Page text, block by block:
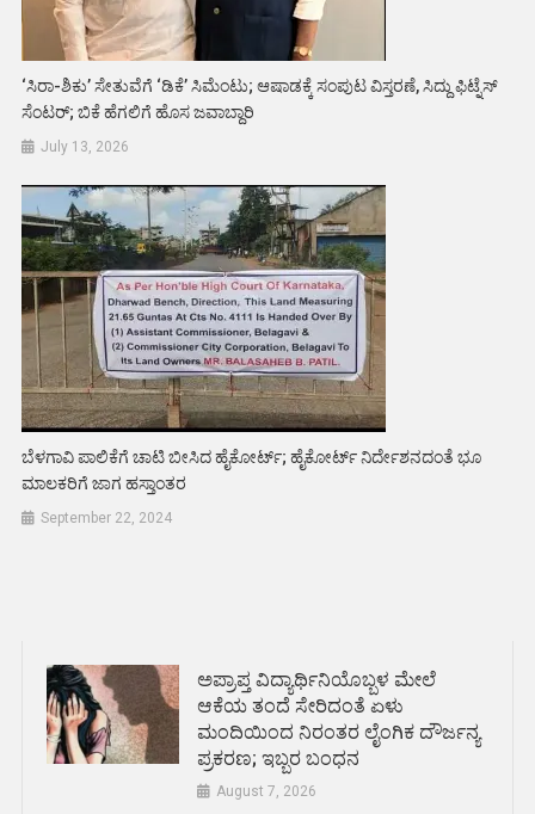
‘ಸಿರಾ-ಶಿಕು’ ಸೇತುವೆಗೆ ‘ಡಿಕೆ’ ಸಿಮೆಂಟು; ಆಷಾಡಕ್ಕೆ ಸಂಪುಟ ವಿಸ್ತರಣೆ, ಸಿದ್ದು ಫಿಟ್ನೆಸ್
ಸೆಂಟರ್; ಬಿಕೆ ಹೆಗಲಿಗೆ ಹೊಸ ಜವಾಬ್ದಾರಿ
July 13, 2026
ಬೆಳಗಾವಿ ಪಾಲಿಕೆಗೆ ಚಾಟಿ ಬೀಸಿದ ಹೈಕೋರ್ಟ್; ಹೈಕೋರ್ಟ್ ನಿರ್ದೇಶನದಂತೆ ಭೂ
ಮಾಲಕರಿಗೆ ಜಾಗ ಹಸ್ತಾಂತರ
September 22, 2024
ಅಪ್ರಾಪ್ತ ವಿದ್ಯಾರ್ಥಿನಿಯೊಬ್ಬಳ ಮೇಲೆ
ಆಕೆಯ ತಂದೆ ಸೇರಿದಂತೆ ಏಳು
ಮಂದಿಯಿಂದ ನಿರಂತರ ಲೈಂಗಿಕ ದೌರ್ಜನ್ಯ
ಪ್ರಕರಣ; ಇಬ್ಬರ ಬಂಧನ
August 7, 2026